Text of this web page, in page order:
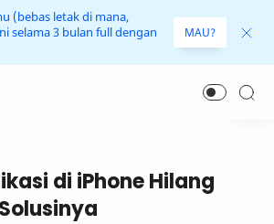
(bebas letak di mana,
selama 3 bulan full dengan
MAU?
di iPhone Hilang